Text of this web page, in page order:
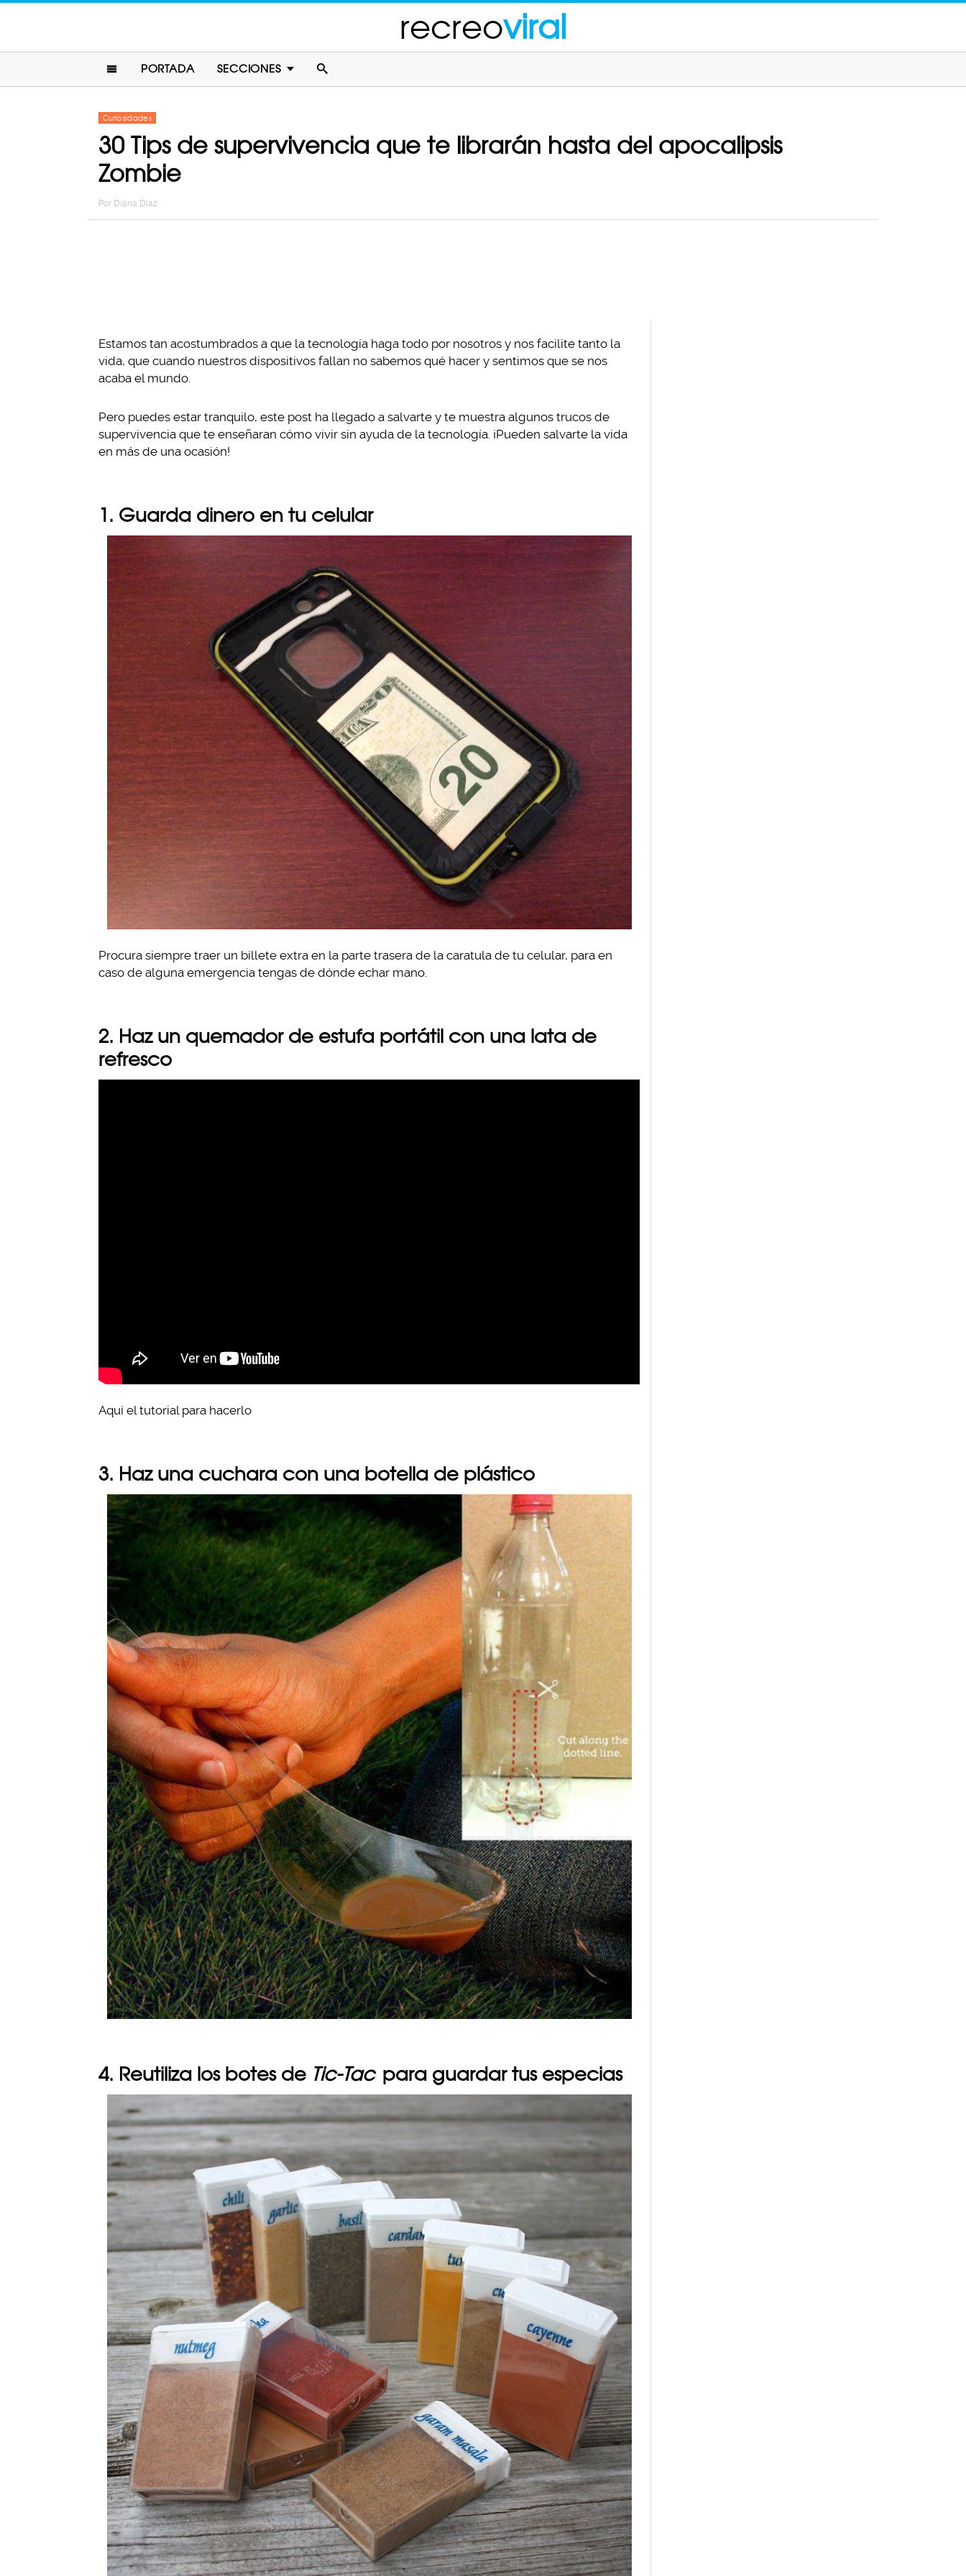
recreoviral
PORTADA SECCIONES
Curiosidades
30 Tips de supervivencia que te librarán hasta del apocalipsis
Zombie
Por Diana Diaz
Estamos tan acostumbrados a que la tecnología haga todo por nosotros y nos facilite tanto la
vida, que cuando nuestros dispositivos fallan no sabemos qué hacer y sentimos que se nos
acaba el mundo.
Pero puedes estar tranquilo, este post ha llegado a salvarte y te muestra algunos trucos de
supervivencia que te enseñaran cómo vivir sin ayuda de la tecnología. ¡Pueden salvarte la vida
en más de una ocasión!
1. Guarda dinero en tu celular
Procura siempre traer un billete extra en la parte trasera de la caratula de tu celular, para en
caso de alguna emergencia tengas de dónde echar mano.
2. Haz un quemador de estufa portátil con una lata de
refresco
Aquí el tutorial para hacerlo
3. Haz una cuchara con una botella de plástico
4. Reutiliza los botes de Tic-Tac para guardar tus especias